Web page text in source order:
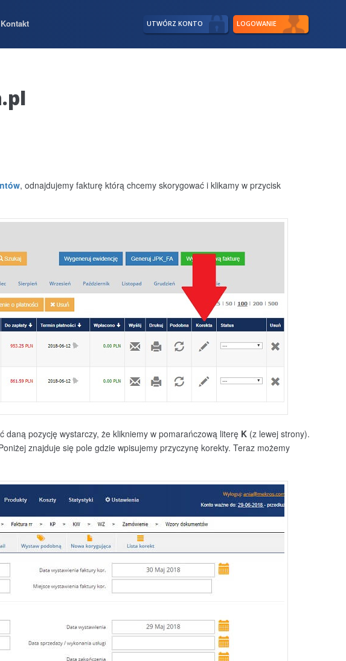
Kontakt UTWÓRZ KONTO LOGOWANIE
, odnajdujemy fakturę którą chcemy skorygować i klikamy w przycisk
pozycję wystarczy, że klikniemy w pomarańczową literę K (z lewej strony).
znajduje się pole gdzie wpisujemy przyczynę korekty. Teraz możemy